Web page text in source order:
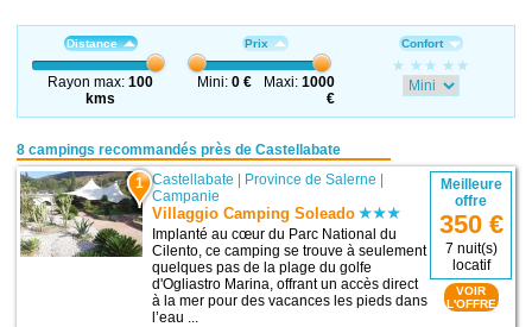
Distance
Rayon max:100
kms
Prix
Mini: 0 € Maxi:1000
€
Confort
8 campings recommandés près de Castellabate
1 Castellabate | Province de Salerne |
Campanie
Villaggio Camping Soleado
Implanté au cœur du Parc National du
Cilento, ce camping se trouve à seulement
quelques pas de la plage du golfe
d'Ogliastro Marina, offrant un accès direct
à la mer pour des vacances les pieds dans
l’eau ...
Meilleure
offre
350 €
7 nuit(s)
locatif
VOIR
L'OFFRE